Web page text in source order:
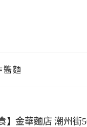
醬麵
】金華麵店 潮州街